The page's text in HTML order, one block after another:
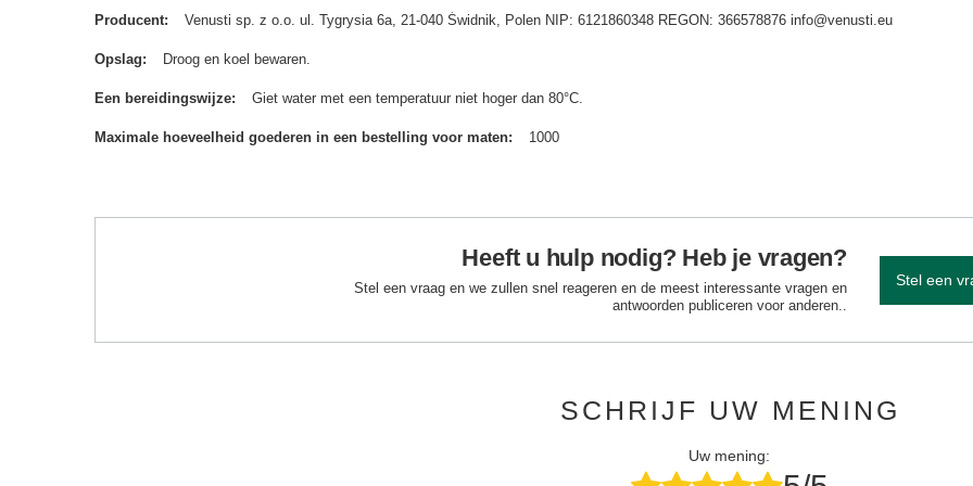
Producent Venusti sp. z o.o. ul. Tygrysia 6a, 21-040 Świdnik, Polen NIP: 6121860348 REGON: 366578876 info@venusti.eu
Opslag Droog en koel bewaren.
Een bereidingswijze Giet water met een temperatuur niet hoger dan 80°C.
Maximale hoeveelheid goederen in een bestelling voor maten 1000
Heeft u hulp nodig? Heb je vragen?
Stel een vraag en we zullen snel reageren en de meest interessante vragen en
antwoorden publiceren voor anderen..
Stel een
SCHRIJF UW MENING
Uw mening: